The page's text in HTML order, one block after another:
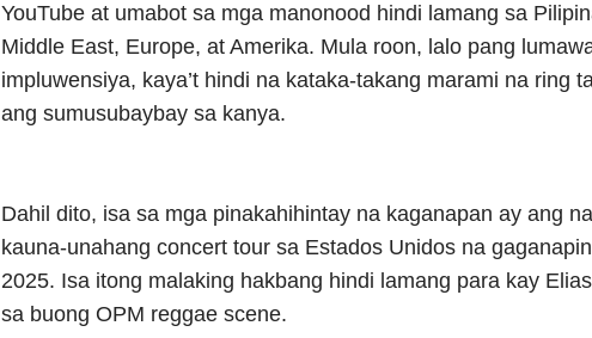
YouTube at umabot sa mga manonood hindi lamang sa
Middle East, Europe, at Amerika. Mula roon, lalo pang
impluwensiya, kaya’t hindi na kataka-takang marami na ring
ang sumusubaybay sa kanya.
Dahil dito, isa sa mga pinakahihintay na kaganapan ay ang
kauna-unahang concert tour sa Estados Unidos na
2025. Isa itong malaking hakbang hindi lamang para kay
sa buong OPM reggae scene.